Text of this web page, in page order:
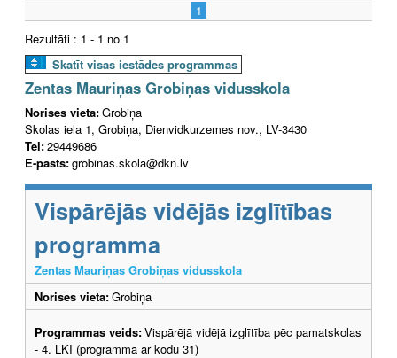
1
Rezultāti : 1 - 1 no 1
Skatīt visas iestādes programmas
Zentas Mauriņas Grobiņas vidusskola
Norises vieta:Grobiņa
Skolas iela 1, Grobiņa, Dienvidkurzemes nov., LV-3430
Tel:29449686
E-pasts:grobinas.skola@dkn.lv
Vispārējās vidējās izglītības
programma
Zentas Mauriņas Grobiņas vidusskola
Norises vieta:Grobiņa
Programmas veids:Vispārējā vidējā izglītība pēc pamatskolas
- 4. LKI (programma ar kodu 31)